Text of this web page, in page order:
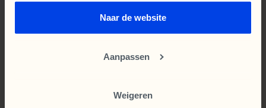
Naar de website
Aanpassen
Weigeren
elke